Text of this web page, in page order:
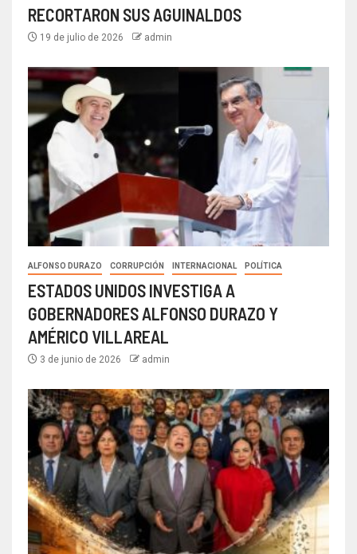
RECORTARON SUS AGUINALDOS
19 de julio de 2026 admin
ALFONSO DURAZO CORRUPCIÓN INTERNACIONAL POLÍTICA
ESTADOS UNIDOS INVESTIGA A
GOBERNADORES ALFONSO DURAZO Y
AMÉRICO VILLAREAL
3 de junio de 2026 admin